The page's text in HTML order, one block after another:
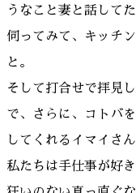
うなこと妻と話してた
伺ってみて、キッチ
と。
そして打合せで拝見
で、さらに、コトバ
してくれるイマイさ
私たちは手仕事が好き